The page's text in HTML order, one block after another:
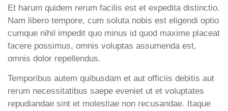
Et harum quidem rerum facilis est et expedita distinctio.
Nam libero tempore, cum soluta nobis est eligendi optio
cumque nihil impedit quo minus id quod maxime placeat
facere possimus, omnis voluptas assumenda est,
omnis dolor repellendus.
Temporibus autem quibusdam et aut officiis debitis aut
rerum necessitatibus saepe eveniet ut et voluptates
repudiandae sint et molestiae non recusandae. Itaque